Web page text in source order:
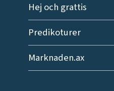
Hej och grattis
Predikoturer
Marknaden.ax